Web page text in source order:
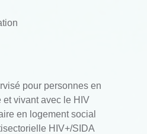
pour personnes en
et vivant avec le HIV
en logement social
HIV+/SIDA